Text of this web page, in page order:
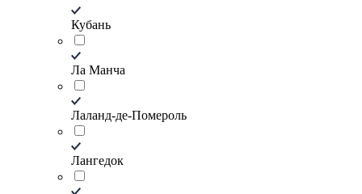
Кубань
Ла Манча
Лаланд-де-Помероль
Лангедок